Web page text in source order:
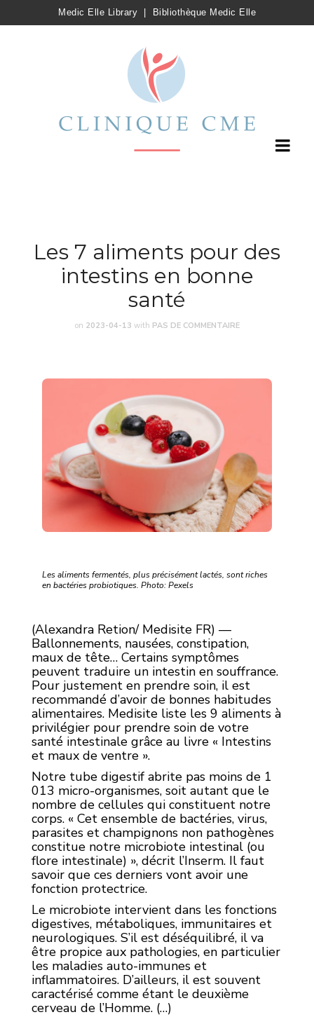
Medic Elle Library Bibliothèque Medic Elle
Les 7 aliments pour des
intestins en bonne
santé
on 2023-04-13 with PAS DE COMMENTAIRE
Les aliments fermentés, plus précisément lactés, sont riches
en bactéries probiotiques. Photo: Pexels
(Alexandra Retion/ Medisite FR) —
Ballonnements, nausées, constipation,
maux de tête… Certains symptômes
peuvent traduire un intestin en souffrance.
Pour justement en prendre soin, il est
recommandé d’avoir de bonnes habitudes
alimentaires. Medisite liste les 9 aliments à
privilégier pour prendre soin de votre
santé intestinale grâce au livre « Intestins
et maux de ventre ».
Notre tube digestif abrite pas moins de 1
013 micro-organismes, soit autant que le
nombre de cellules qui constituent notre
corps. « Cet ensemble de bactéries, virus,
parasites et champignons non pathogènes
constitue notre microbiote intestinal (ou
flore intestinale) », décrit l’Inserm. Il faut
savoir que ces derniers vont avoir une
fonction protectrice.
Le microbiote intervient dans les fonctions
digestives, métaboliques, immunitaires et
neurologiques. S’il est déséquilibré, il va
être propice aux pathologies, en particulier
les maladies auto-immunes et
inflammatoires. D’ailleurs, il est souvent
caractérisé comme étant le deuxième
cerveau de l’Homme. (…)